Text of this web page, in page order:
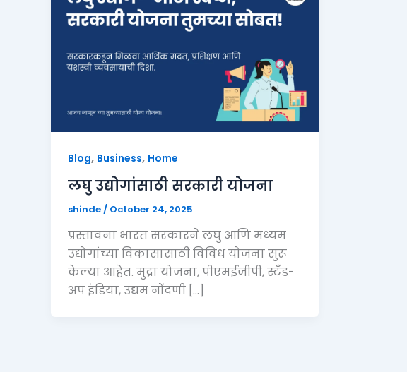
Blog, Business, Home
लघु उद्योगांसाठी सरकारी योजना
shinde/ October 24, 2025
प्रस्तावना भारत सरकारने लघु आणि मध्यम
उद्योगांच्या विकासासाठी विविध योजना सुरू
केल्या आहेत. मुद्रा योजना, पीएमईजीपी, स्टँड-
अप इंडिया, उद्यम नोंदणी […]